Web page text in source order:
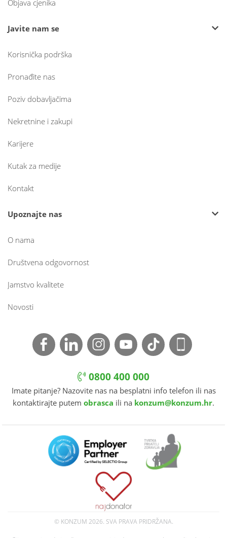
Objava cjenika
Javite nam se
Korisnička podrška
Pronađite nas
Poziv dobavljačima
Nekretnine i zakupi
Karijere
Kutak za medije
Kontakt
Upoznajte nas
O nama
Društvena odgovornost
Jamstvo kvalitete
Novosti
0800 400 000
Imate pitanje? Nazovite nas na besplatni info telefon ili nas
kontaktirajte putem obrasca ili na konzum@konzum.hr.
© KONZUM 2026. SVA PRAVA PRIDRŽANA.